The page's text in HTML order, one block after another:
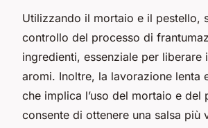
Utilizzando il mortaio e il pestello,
controllo del processo di
ingredienti, essenziale per liberare
aromi. Inoltre, la lavorazione lenta
che implica l’uso del mortaio e del
consente di ottenere una salsa più